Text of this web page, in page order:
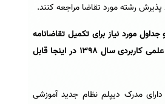
رشته مورد تقاضا مراجعه کنند.
مورد نیاز برای تکمیل تقاضانامه
تمدید پذیرش کاردانی علمی کاربردی سال 1398 در اینجا قابل
دارای مدرک دیپلم نظام جدید آموزشی